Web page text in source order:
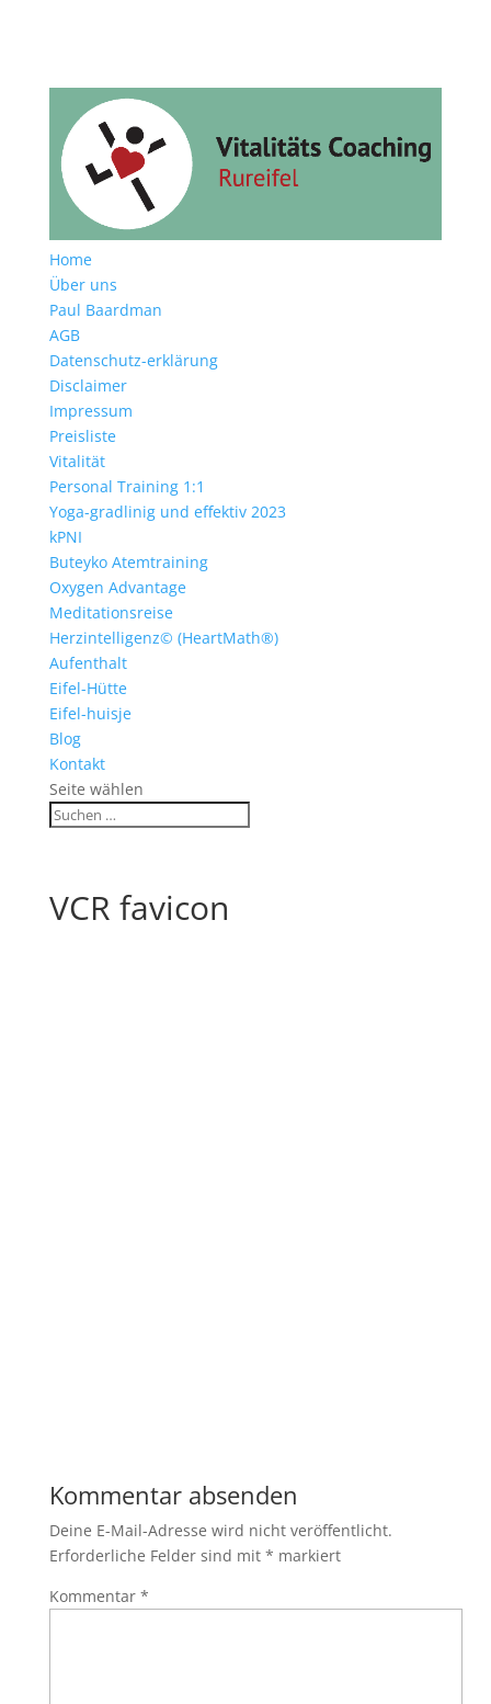
Home
Über uns
Paul Baardman
AGB
Datenschutz-erklärung
Disclaimer
Impressum
Preisliste
Vitalität
Personal Training 1:1
Yoga-gradlinig und effektiv 2023
kPNI
Buteyko Atemtraining
Oxygen Advantage
Meditationsreise
Herzintelligenz© (HeartMath®)
Aufenthalt
Eifel-Hütte
Eifel-huisje
Blog
Kontakt
Seite wählen
VCR favicon
Kommentar absenden
Deine E-Mail-Adresse wird nicht veröffentlicht.
Erforderliche Felder sind mit * markiert
Kommentar *